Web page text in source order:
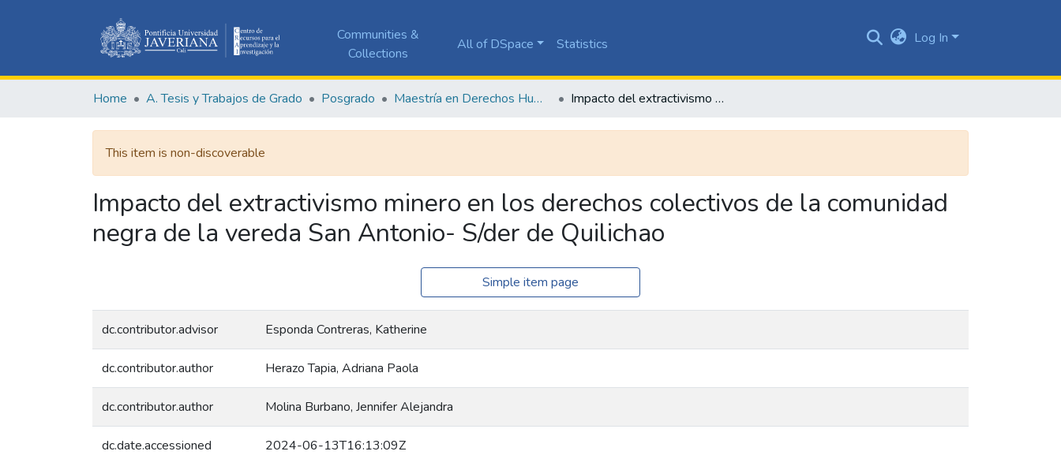
Communities &
Collections
All of DSpace Statistics Log In
Home A. Tesis y Trabajos de Grado Posgrado Maestría en Derechos Humanos y Cultura de Paz Impacto del extractivismo minero en los derechos colectivos de la comunidad negra de la vereda San Antonio- S/der de Quilichao
This item is non-discoverable
Impacto del extractivismo minero en los derechos colectivos de la comunidad
negra de la vereda San Antonio- S/der de Quilichao
Simple item page
dc.contributor.advisor Esponda Contreras, Katherine
dc.contributor.author Herazo Tapia, Adriana Paola
dc.contributor.author Molina Burbano, Jennifer Alejandra
dc.date.accessioned 2024-06-13T16:13:09Z